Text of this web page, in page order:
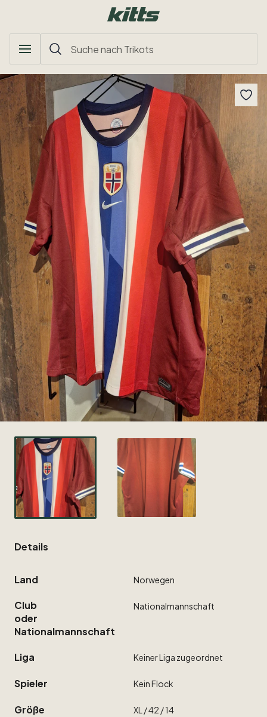
Details
Land Norwegen
Club
oder
Nationalmannschaft
Nationalmannschaft
Liga KeinerLiga zugeordnet
Spieler KeinFlock
Größe XL ​/​42 ​/​14